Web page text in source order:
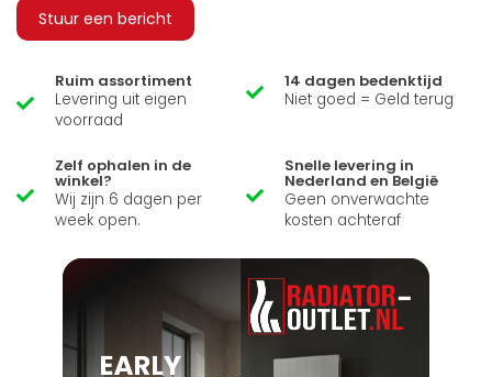
Stuur een bericht
Ruim assortiment
Levering uit eigen
voorraad
14 dagen bedenktijd
Niet goed = Geld terug
Zelf ophalen in de
winkel?
Wij zijn 6 dagen per
week open.
Snelle levering in
Nederland en België
Geen onverwachte
kosten achteraf